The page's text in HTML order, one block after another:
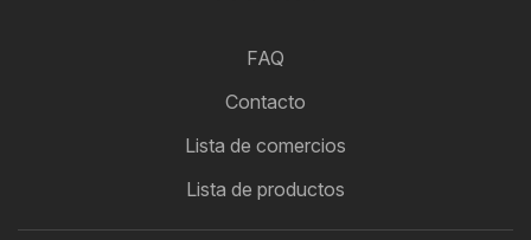
FAQ
Contacto
Lista de comercios
Lista de productos